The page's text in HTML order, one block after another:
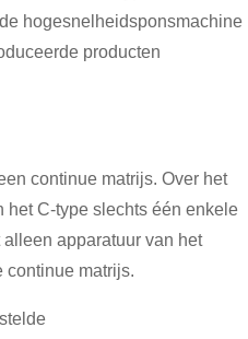
hogesnelheidsponsmachine
producten
continue matrijs. Over het
het C-type slechts één enkele
apparatuur van het
continue matrijs.